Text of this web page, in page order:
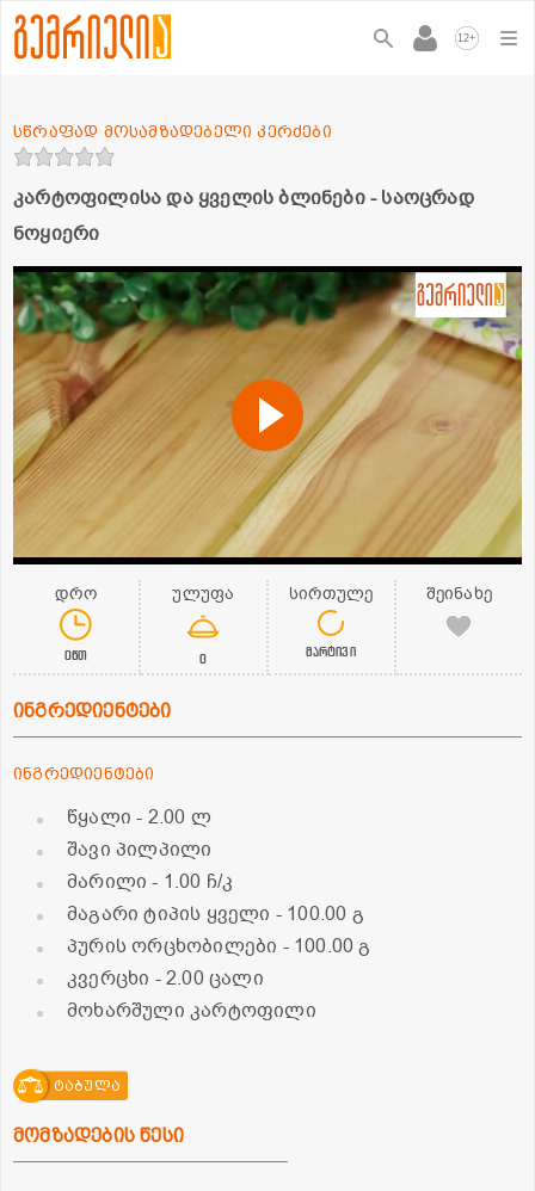
12+
კარტოფილისა და ყველის ბლინები - საოცრად
ნოყიერი
სწრაფად მოსამზადებელი კერძები
დრო
0წთ
ულუფა
0
სირთულე
მარტივი
შეინახე
ინგრედიენტები
ინგრედიენტები
წყალი- 2.00 ლ
შავი პილპილი
მარილი- 1.00 ჩ/კ
მაგარი ტიპის ყველი - 100.00 გ
პურის ორცხობილები - 100.00 გ
კვერცხი - 2.00 ცალი
მოხარშული კარტოფილი
ტაბულა
მომზადების წესი